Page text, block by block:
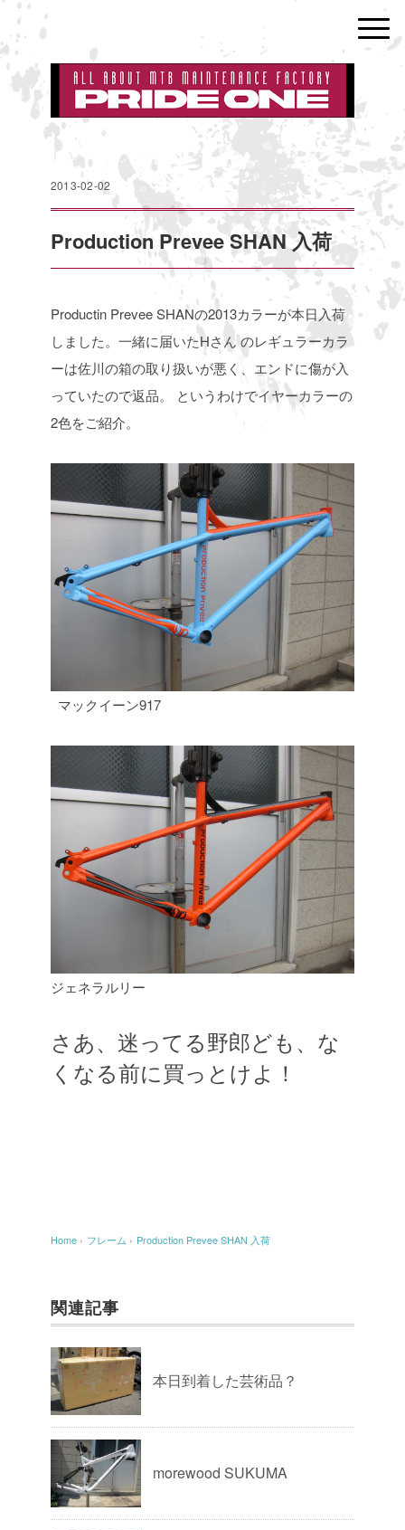
2013-02-02
Production Prevee SHAN 入荷
Productin Prevee SHANの2013カラーが本日入荷
しました。一緒に届いたHさんのレギュラーカラ
ーは佐川の箱の取り扱いが悪く、エンドに傷が入
っていたので返品。
というわけでイヤーカラーの
2色をご紹介。
マックイーン917
ジェネラルリー
さあ、迷ってる野郎ども、な
くなる前に買っとけよ！
Home › フレーム › Production Prevee SHAN 入荷
関連記事
本日到着した芸術品？
morewood SUKUMA